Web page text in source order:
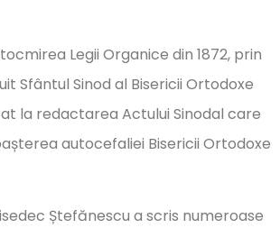
Legii Organice din 1872, prin
Sfântul Sinod al Bisericii Ortodoxe
la redactarea Actului Sinodal care
autocefaliei Bisericii Ortodoxe
Ștefănescu a scris numeroase